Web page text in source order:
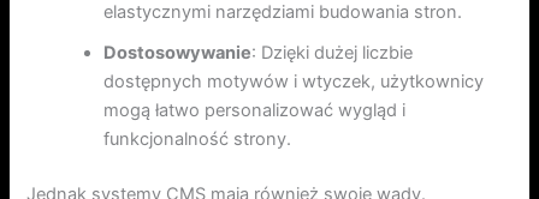
elastycznymi narzędziami budowania stron.
Dostosowywanie: Dzięki dużej liczbie
dostępnych motywów i wtyczek, użytkownicy
mogą łatwo personalizować wygląd i
funkcjonalność strony.
Jednak systemy CMS mają również swoje wady.